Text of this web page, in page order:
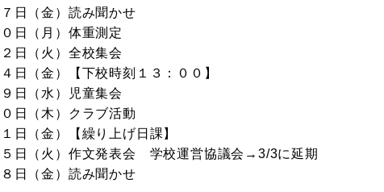
（金）読み聞かせ
日（月）体重測定
日（火）全校集会
日（金）【下校時刻１３：００】
日（水）児童集会
日（木）クラブ活動
日（金）【繰り上げ日課】
日（火）作文発表会 学校運営協議会→3/3に延期
日（金）読み聞かせ